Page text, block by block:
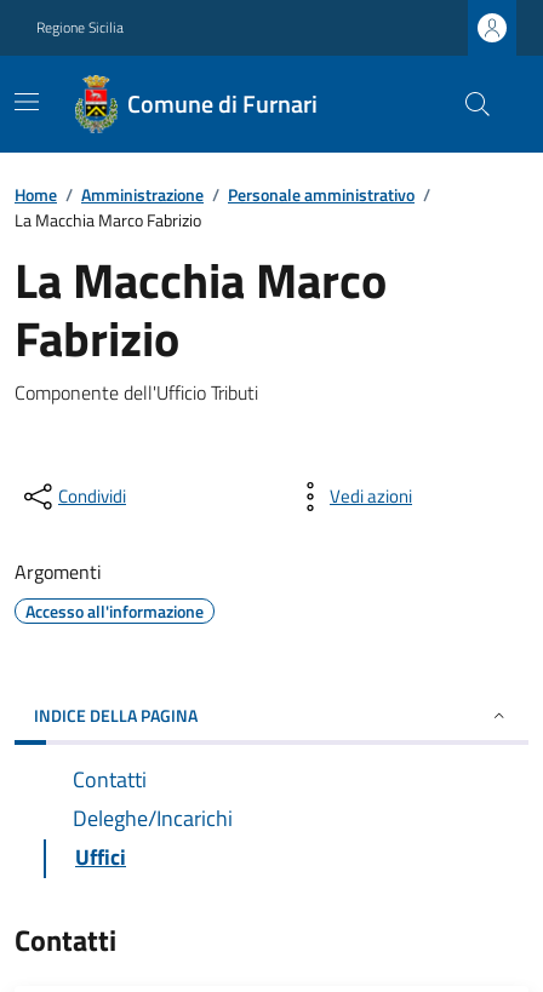
Regione Sicilia
Comune di Furnari
Home / Amministrazione / Personale amministrativo /
La Macchia Marco Fabrizio
La Macchia Marco
Fabrizio
Componente dell'Ufficio Tributi
Condividi Vedi azioni
Argomenti
Accesso all'informazione
INDICE DELLA PAGINA
Contatti
Deleghe/Incarichi
Uffici
Contatti